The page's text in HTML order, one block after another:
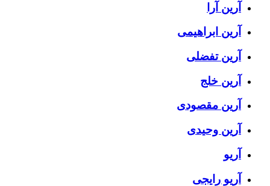
آرین آرا
آرین ابراهیمی
آرین تفضلی
آرین خلج
آرین مقصودی
آرین وحیدی
آریو
آریو رایجی